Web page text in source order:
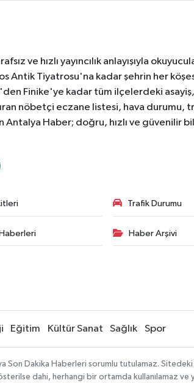
ve hızlı yayıncılık anlayışıyla
Antik Tiyatrosu'na kadar şehrin her
Finike'ye kadar tüm ilçelerdeki
nöbetçi eczane listesi, hava durumu,
Haber; doğru, hızlı ve güvenilir
Trafik Durumu
Haber Arşivi
Eğitim Kültür Sanat Sağlık Spor
Son Dakika Haberleri sorumlu tutulamaz. Sitedeki
dahi, herhangi bir ortamda kullanılamaz ve